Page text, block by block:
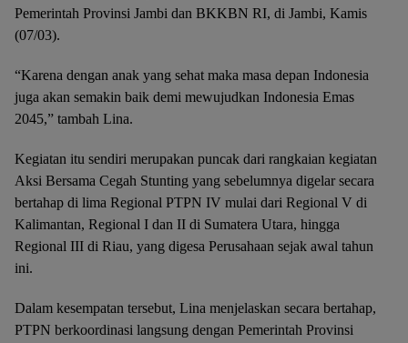
Pemerintah Provinsi Jambi dan BKKBN RI, di Jambi, Kamis
(07/03).
“Karena dengan anak yang sehat maka masa depan Indonesia
juga akan semakin baik demi mewujudkan Indonesia Emas
2045,” tambah Lina.
Kegiatan itu sendiri merupakan puncak dari rangkaian kegiatan
Aksi Bersama Cegah Stunting yang sebelumnya digelar secara
bertahap di lima Regional PTPN IV mulai dari Regional V di
Kalimantan, Regional I dan II di Sumatera Utara, hingga
Regional III di Riau, yang digesa Perusahaan sejak awal tahun
ini.
Dalam kesempatan tersebut, Lina menjelaskan secara bertahap,
PTPN berkoordinasi langsung dengan Pemerintah Provinsi